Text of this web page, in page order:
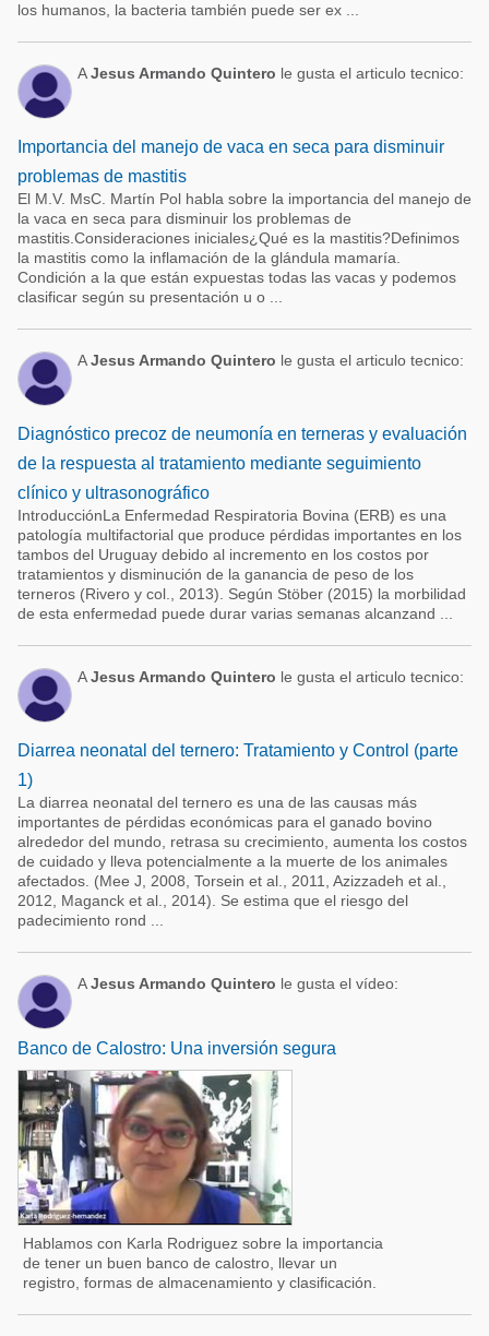
los humanos, la bacteria también puede ser ex ...
AJesus Armando Quintero le gusta el articulo tecnico:
Importancia del manejo de vaca en seca para disminuir
problemas de mastitis
El M.V. MsC. Martín Pol habla sobre la importancia del manejo de
la vaca en seca para disminuir los problemas de
mastitis.Consideraciones iniciales¿Qué es la mastitis?Definimos
la mastitis como la inflamación de la glándula mamaría.
Condición a la que están expuestas todas las vacas y podemos
clasificar según su presentación u o ...
AJesus Armando Quintero le gusta el articulo tecnico:
Diagnóstico precoz de neumonía en terneras y evaluación
de la respuesta al tratamiento mediante seguimiento
clínico y ultrasonográfico
IntroducciónLa Enfermedad Respiratoria Bovina (ERB) es una
patología multifactorial que produce pérdidas importantes en los
tambos del Uruguay debido al incremento en los costos por
tratamientos y disminución de la ganancia de peso de los
terneros (Rivero y col., 2013). Según Stöber (2015) la morbilidad
de esta enfermedad puede durar varias semanas alcanzand ...
AJesus Armando Quintero le gusta el articulo tecnico:
Diarrea neonatal del ternero: Tratamiento y Control (parte
1)
La diarrea neonatal del ternero es una de las causas más
importantes de pérdidas económicas para el ganado bovino
alrededor del mundo, retrasa su crecimiento, aumenta los costos
de cuidado y lleva potencialmente a la muerte de los animales
afectados. (Mee J, 2008, Torsein et al., 2011, Azizzadeh et al.,
2012, Maganck et al., 2014). Se estima que el riesgo del
padecimiento rond ...
AJesus Armando Quintero le gusta el vídeo:
Banco de Calostro: Una inversión segura
Hablamos con Karla Rodriguez sobre la importancia
de tener un buen banco de calostro, llevar un
registro, formas de almacenamiento y clasificación.